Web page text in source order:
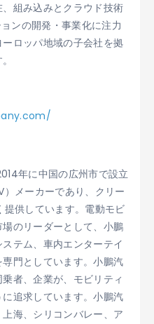
組み込みとクラウド技術
ンの開発・事業化に注力
ロッパ地域の子会社を拠
年に中国の広州市で設立
）メーカーであり、クリー
提供しています。電動モビ
のリーダーとして、小鵬
テム、車内エンターテイ
門としています。小鵬汽
者、企業が、モビリティ
追求しています。小鵬汽
海、シリコンバレー、ア